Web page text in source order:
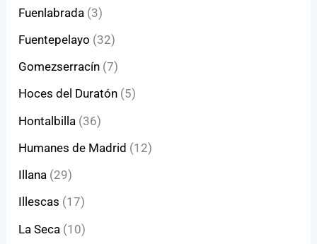
Fuenlabrada (3)
Fuentepelayo (32)
Gomezserracín (7)
Hoces del Duratón (5)
Hontalbilla (36)
Humanes de Madrid (12)
Illana (29)
Illescas (17)
La Seca (10)